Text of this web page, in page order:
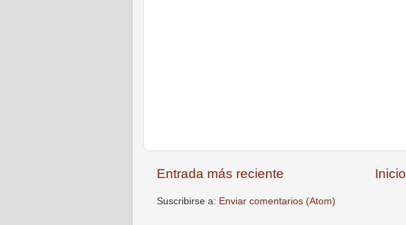
Entrada más reciente Inicio
Suscribirse a: Enviar comentarios (Atom)